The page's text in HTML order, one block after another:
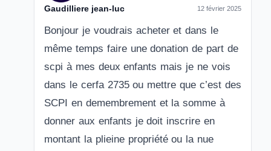
Gaudilliere jean-luc 12 février 2025
Bonjour je voudrais acheter et dans le
même temps faire une donation de part de
scpi à mes deux enfants mais je ne vois
dans le cerfa 2735 ou mettre que c’est des
SCPI en demembrement et la somme à
donner aux enfants je doit inscrire en
montant la plieine propriété ou la nue